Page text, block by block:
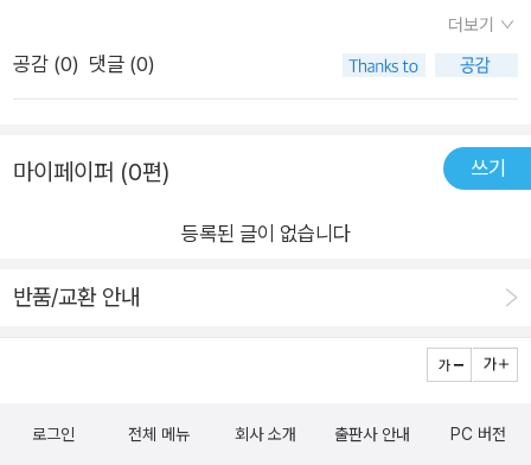
더보기
공감 (0) 댓글 (0)
마이페이퍼 (0편) 쓰기
등록된 글이 없습니다
반품/교환 안내
로그인 전체 메뉴 회사 소개 출판사 안내 PC 버전